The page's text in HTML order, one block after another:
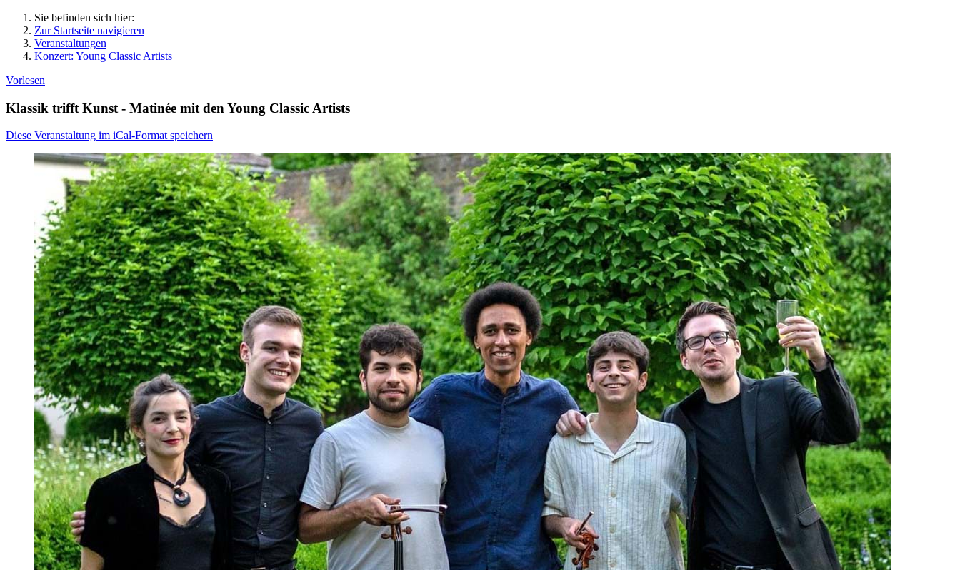
Sie befinden sich hier:
Zur Startseite navigieren
Veranstaltungen
Konzert: Young Classic Artists
Vorlesen
Klassik trifft Kunst - Matinée mit den Young Classic Artists
Diese Veranstaltung im iCal-Format speichern